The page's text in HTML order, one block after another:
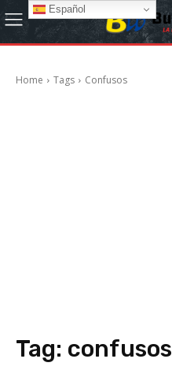
Home Tags Confusos
Tag: confusos
Español